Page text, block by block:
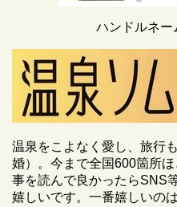
ハンドルネー
温泉をこよなく愛し、旅行
婚）。今まで全国600箇所
事を読んで良かったらSNS
嬉しいです。一番嬉しいの